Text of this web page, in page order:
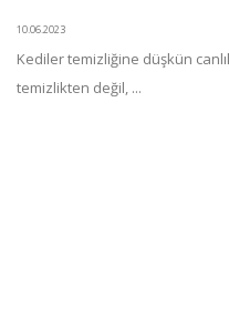
10.06.2023
Kediler temizliğine düşkün
temizlikten değil, ...